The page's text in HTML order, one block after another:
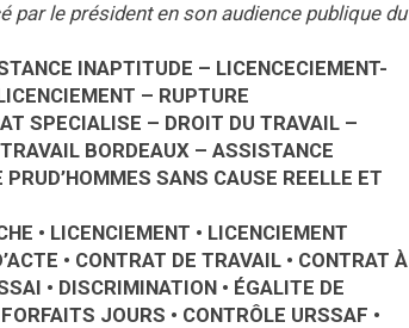
le président en son audience publique du
INAPTITUDE – LICENCECIEMENT-
– RUPTURE
SPECIALISE – DROIT DU TRAVAIL –
BORDEAUX – ASSISTANCE
SANS CAUSE REELLE ET
• LICENCIEMENT • LICENCIEMENT
• CONTRAT DE TRAVAIL • CONTRAT À
• DISCRIMINATION • ÉGALITE DE
JOURS • CONTRÔLE URSSAF •